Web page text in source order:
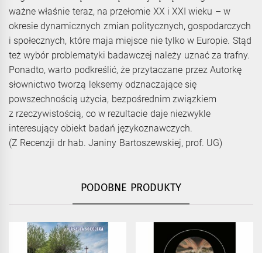
ważne właśnie teraz, na przełomie XX i XXI wieku – w
okresie dynamicznych zmian politycznych, gospodarczych
i społecznych, które maja miejsce nie tylko w Europie. Stąd
też wybór problematyki badawczej należy uznać za trafny.
Ponadto, warto podkreślić, że przytaczane przez Autorkę
słownictwo tworzą leksemy odznaczające się
powszechnością użycia, bezpośrednim związkiem
z rzeczywistością, co w rezultacie daje niezwykle
interesujący obiekt badań językoznawczych.
(Z Recenzji dr hab. Janiny Bartoszewskiej, prof. UG)
PODOBNE PRODUKTY